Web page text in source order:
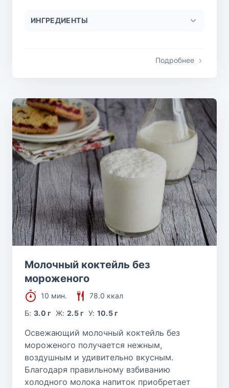
ИНГРЕДИЕНТЫ
Подробнее
Молочный коктейль без
мороженого
10 мин.
78.0 ккал
Б:3.0 г Ж: 2.5 г У: 10.5 г
Освежающий молочный коктейль без
мороженого получается нежным,
воздушным и удивительно вкусным.
Благодаря правильному взбиванию
холодного молока напиток приобретает